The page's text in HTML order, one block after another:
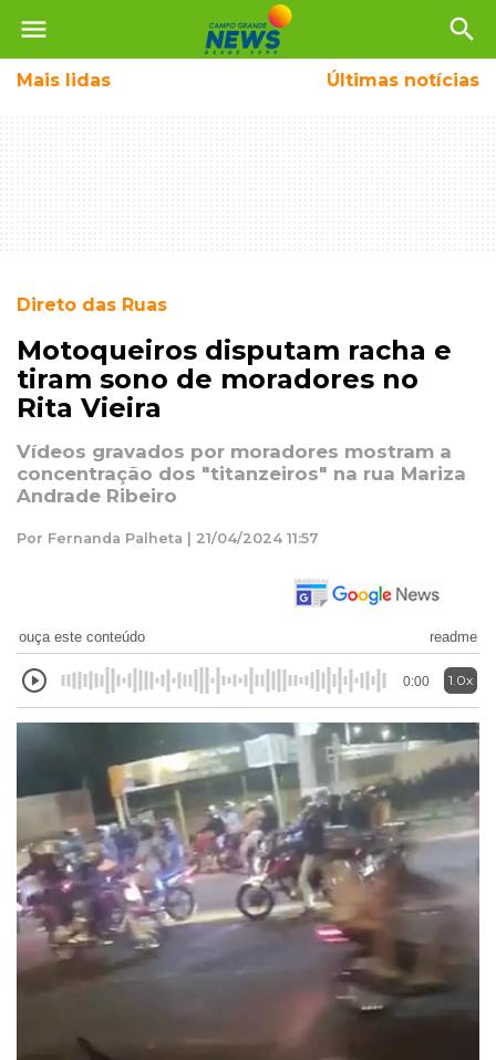
menu search
Mais lidas Últimas notícias
Direto das Ruas
Motoqueiros disputam racha e
tiram sono de moradores no
Rita Vieira
Vídeos gravados por moradores mostram a
concentração dos "titanzeiros" na rua Mariza
Andrade Ribeiro
Por Fernanda Palheta | 21/04/2024 11:57
ouça este conteúdo readme
0:00 1.0x